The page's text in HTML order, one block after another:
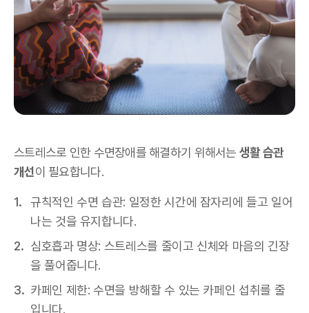
스트레스로 인한 수면장애를 해결하기 위해서는 생활 습관
개선이 필요합니다.
규칙적인 수면 습관: 일정한 시간에 잠자리에 들고 일어
나는 것을 유지합니다.
심호흡과 명상: 스트레스를 줄이고 신체와 마음의 긴장
을 풀어줍니다.
카페인 제한: 수면을 방해할 수 있는 카페인 섭취를 줄
입니다.